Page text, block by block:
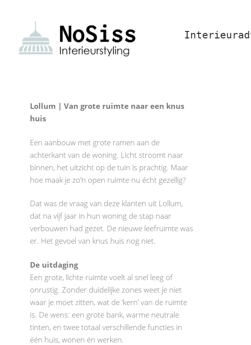
Lollum | Van grote ruimte naar een knus
huis
Een aanbouw met grote ramen aan de
achterkant van de woning. Licht stroomt naar
binnen, het uitzicht op de tuin is prachtig. Maar
hoe maak je zo’n open ruimte nu écht gezellig?
Dat was de vraag van deze klanten uit Lollum,
dat na vijf jaar in hun woning de stap naar
verbouwen had gezet. De nieuwe leefruimte was
er. Het gevoel van knus huis nog niet.
De uitdaging
Een grote, lichte ruimte voelt al snel leeg of
onrustig. Zonder duidelijke zones weet je niet
waar je moet zitten, wat de ‘kern’ van de ruimte
is. De wens: een grote bank, warme neutrale
tinten, en twee totaal verschillende functies in
één huis, wonen én werken.